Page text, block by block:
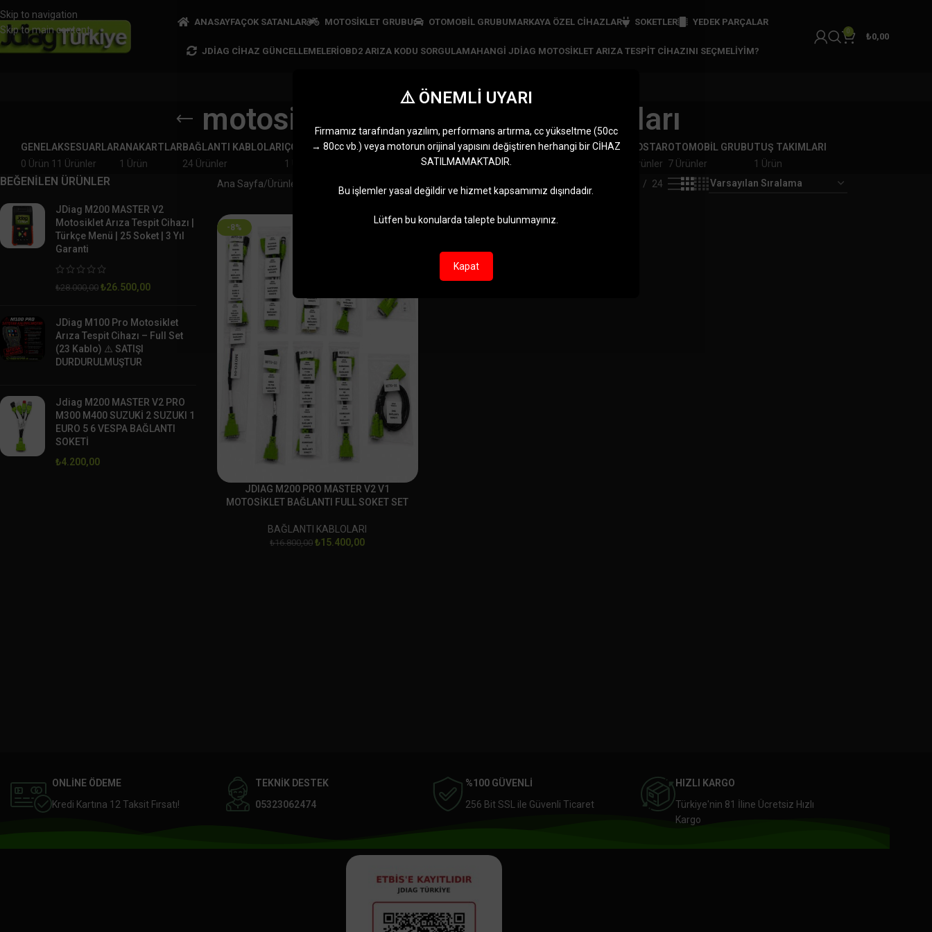
Skip to navigation
Skip to main content
ANASAYFAÇOK SATANLAR MOTOSİKLET GRUBU OTOMOBİL GRUBUMARKAYA ÖZEL CIHAZLAR SOKETLER YEDEK PARÇALAR
JDIAG CIHAZ GÜNCELLEMELERIOBD2 ARIZA KODU SORGULAMAHANGI JDIAG MOTOSIKLET ARIZA TESPIT CIHAZINI SEÇMELIYIM?
0
₺0,00
motosiklet arıza tespit ekipmanları
GENEL
0 Ürün
AKSESUARLAR
11 Ürünler
ANAKARTLAR
1 Ürün
BAĞLANTI KABLOLARI
24 Ürünler
ÇOK SATANLAR
1 Ürün
JDIAG CIHAZLARIMARKAYA ÖZEL CIHAZLAR
5 Ürünler
MOTOMASTER
OBDSTAR
2 Ürünler
OTOMOBİL GRUBU
7 Ürünler
TUŞ TAKIMLARI
1 Ürün
BEĞENİLEN ÜRÜNLER
JDiag M200 MASTER V2
Motosiklet Arıza Tespit Cihazı |
Türkçe Menü | 25 Soket | 3 Yıl
Garanti
₺28.000,00 ₺26.500,00
JDiag M100 Pro Motosiklet
Arıza Tespit Cihazı – Full Set
(23 Kablo) ⚠️ SATIŞI
DURDURULMUŞTUR
Jdiag M200 MASTER V2 PRO
M300 M400 SUZUKİ 2 SUZUKI 1
EURO 5 6 VESPA BAĞLANTI
SOKETİ
₺4.200,00
Ana Sayfa Ürünler “motosiklet arıza tespit ekipmanları” olarak etiketlendi 24
-8%
JDIAG M200 PRO MASTER V2 V1
MOTOSİKLET BAĞLANTI FULL SOKET SET
BAĞLANTI KABLOLARI
₺16.800,00 ₺15.400,00
ONLİNE ÖDEME
Kredi Kartına 12 Taksit Fırsatı!
TEKNİK DESTEK
05323062474
%100 GÜVENLİ
256 Bit SSL ile Güvenli Ticaret
HIZLI KARGO
Türkiye'nin 81 İline Ücretsiz Hızlı
Kargo
⚠️ ÖNEMLİ UYARI
Firmamız tarafından yazılım, performans artırma, cc yükseltme (50cc
→ 80cc vb.) veya motorun orijinal yapısını değiştiren herhangi bir CİHAZ
SATILMAMAKTADIR.
Bu işlemler yasal değildir ve hizmet kapsamımız dışındadır.
Lütfen bu konularda talepte bulunmayınız.
Kapat